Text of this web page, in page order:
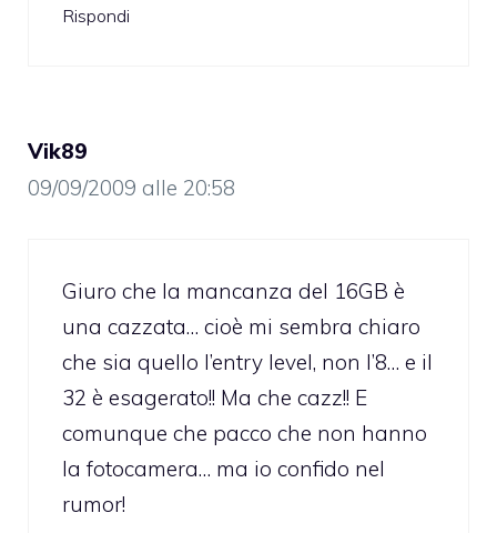
Rispondi
Vik89
09/09/2009 alle 20:58
Giuro che la mancanza del 16GB è
una cazzata… cioè mi sembra chiaro
che sia quello l’entry level, non l’8… e il
32 è esagerato!! Ma che cazz!! E
comunque che pacco che non hanno
la fotocamera… ma io confido nel
rumor!